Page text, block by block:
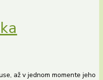
až v jednom momente jeho